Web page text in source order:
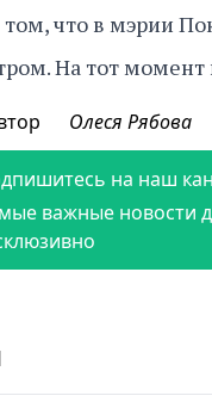
что в мэрии
На тот момент
Олеся Рябова
на наш
важные новости